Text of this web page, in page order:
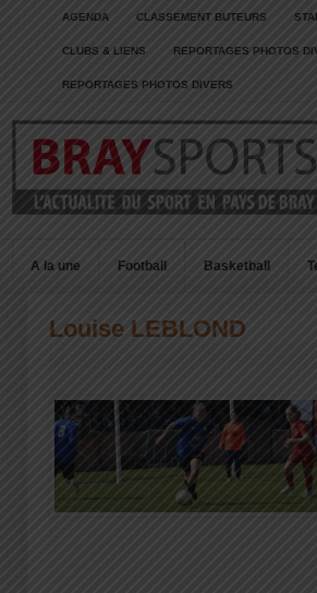
AGENDA CLASSEMENT BUTEURS
CLUBS & LIENS REPORTAGES PHOTOS
REPORTAGES PHOTOS DIVERS
A la une Football Basketball
Louise LEBLOND